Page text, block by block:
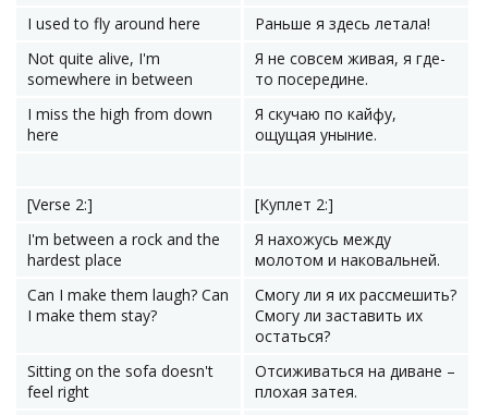
I used to fly around here
Раньше я здесь летала!
Not quite alive, I'm
somewhere in between
Я не совсем живая, я где-
то посередине.
I miss the high from down
hеre
Я скучаю по кайфу,
ощущая уныние.
[Verse 2:]
[Куплет 2:]
I'm between a rock and the
hardеst place
Я нахожусь между
молотом и наковальней.
Can I make them laugh? Can
I make them stay?
Смогу ли я их рассмешить?
Смогу ли заставить их
остаться?
Sitting on the sofa doesn't
feel right
Отсиживаться на диване –
плохая затея.